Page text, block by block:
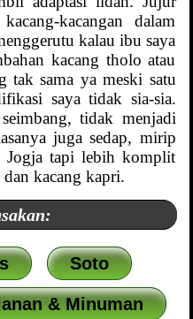
kacangan dalam
kalau ibu saya
kacang tholo atau
tak sama ya meski satu
saya tidak sia-sia.
tidak menjadi
juga sedap, mirip
Jogja tapi lebih komplit
kacang kapri.
Soto
& Minuman